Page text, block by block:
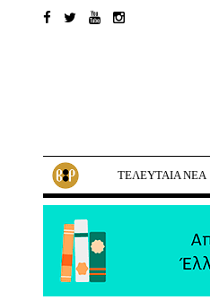
ΤΕΛΕΥΤΑΙΑ ΝΕΑ